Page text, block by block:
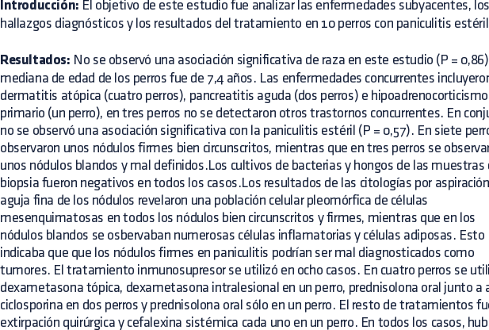
Introducción: El objetivo de este estudio fue analizar las enfermedades subyacentes, los
hallazgos diagnósticos y los resultados del tratamiento en 10 perros con paniculitis
Resultados: No se observó una asociación significativa de raza en este estudio (P =
mediana de edad de los perros fue de 7,4 años. Las enfermedades concurrentes
dermatitis atópica (cuatro perros), pancreatitis aguda (dos perros) e hipoadrenocorticismo
primario (un perro), en tres perros no se detectaron otros trastornos concurrentes. En
no se observó una asociación significativa con la paniculitis estéril (P = 0,57). En siete
observaron unos nódulos firmes bien circunscritos, mientras que en tres perros se
unos nódulos blandos y mal definidos.Los cultivos de bacterias y hongos de las muestras
biopsia fueron negativos en todos los casos.Los resultados de las citologías por
aguja fina de los nódulos revelaron una población celular pleomórfica de células
mesenquimatosas en todos los nódulos bien circunscritos y firmes, mientras que en los
nódulos blandos se osbervaban numerosas células inflamatorias y células adiposas. Esto
indicaba que que los nódulos firmes en paniculitis podrían ser mal diagnosticados como
tumores. El tratamiento inmunosupresor se utilizó en ocho casos. En cuatro perros se
dexametasona tópica, dexametasona intralesional en un perro, prednisolona oral junto a
ciclosporina en dos perros y prednisolona oral sólo en un perro. El resto de tratamientos
extirpación quirúrgica y cefalexina sistémica cada uno en un perro. En todos los casos,